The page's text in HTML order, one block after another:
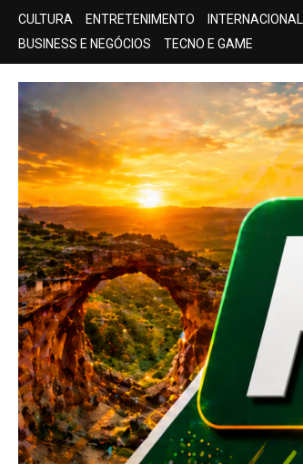
Skip
content
CULTURA ENTRETENIMENTO INTERNACIONAL
BUSINESS E NEGÓCIOS
TECNO E GAME